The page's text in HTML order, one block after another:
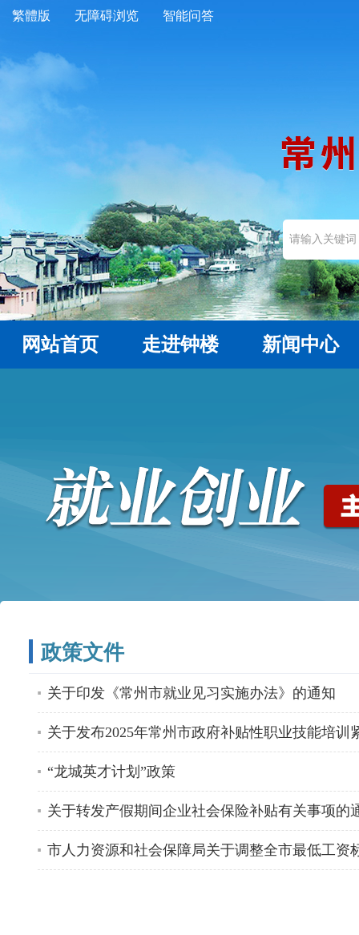
繁體版 无障碍浏览 智能问答
网站首页 走进钟楼 新闻中心
政策文件
关于印发《常州市就业见习实施办法》的通知
关于发布2025年常州市政府补贴性职业技能培
“龙城英才计划”政策
关于转发产假期间企业社会保险补贴有关事项的
市人力资源和社会保障局关于调整全市最低工资